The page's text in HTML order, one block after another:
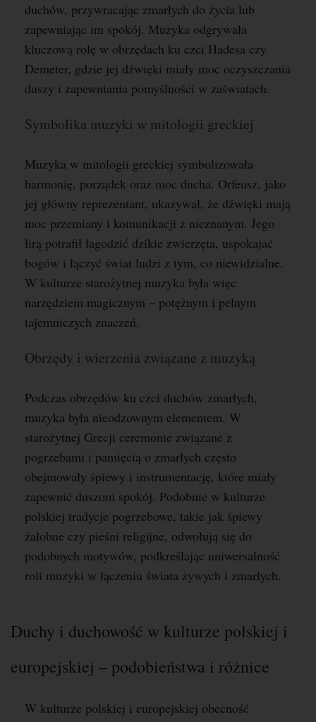
duchów, przywracając zmarłych do życia lub
zapewniając im spokój. Muzyka odgrywała
kluczową rolę w obrzędach ku czci Hadesa czy
Demeter, gdzie jej dźwięki miały moc oczyszczania
duszy i zapewniania pomyślności w zaświatach.
Symbolika muzyki w mitologii greckiej
Muzyka w mitologii greckiej symbolizowała
harmonię, porządek oraz moc ducha. Orfeusz, jako
jej główny reprezentant, ukazywał, że dźwięki mają
moc przemiany i komunikacji z nieznanym. Jego
lirą potrafił łagodzić dzikie zwierzęta, uspokajać
bogów i łączyć świat ludzi z tym, co niewidzialne.
W kulturze starożytnej muzyka była więc
narzędziem magicznym – potężnym i pełnym
tajemniczych znaczeń.
Obrzędy i wierzenia związane z muzyką
Podczas obrzędów ku czci duchów zmarłych,
muzyka była nieodzownym elementem. W
starożytnej Grecji ceremonie związane z
pogrzebami i pamięcią o zmarłych często
obejmowały śpiewy i instrumentację, które miały
zapewnić duszom spokój. Podobnie w kulturze
polskiej tradycje pogrzebowe, takie jak śpiewy
żałobne czy pieśni religijne, odwołują się do
podobnych motywów, podkreślając uniwersalność
roli muzyki w łączeniu świata żywych i zmarłych.
Duchy i duchowość w kulturze polskiej i
europejskiej – podobieństwa i różnice
W kulturze polskiej i europejskiej obecność